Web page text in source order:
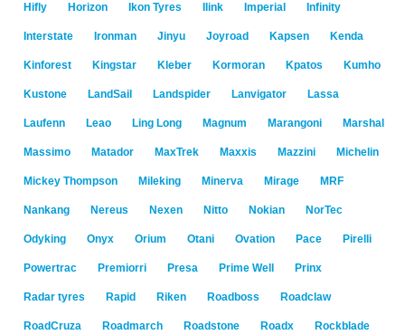
Hifly Horizon Ikon Tyres Ilink Imperial Infinity
Interstate Ironman Jinyu Joyroad Kapsen Kenda
Kinforest Kingstar Kleber Kormoran Kpatos Kumho
Kustone LandSail Landspider Lanvigator Lassa
Laufenn Leao Ling Long Magnum Marangoni Marshal
Massimo Matador MaxTrek Maxxis Mazzini Michelin
Mickey Thompson Mileking Minerva Mirage MRF
Nankang Nereus Nexen Nitto Nokian NorTec
Odyking Onyx Orium Otani Ovation Pace Pirelli
Powertrac Premiorri Presa Prime Well Prinx
Radar tyres Rapid Riken Roadboss Roadclaw
RoadCruza Roadmarch Roadstone Roadx Rockblade